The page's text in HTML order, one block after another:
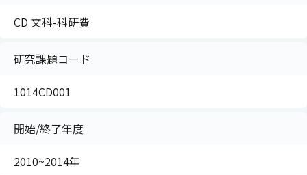
CD 文科-科研費
研究課題コード
1014CD001
開始/終了年度
2010~2014年